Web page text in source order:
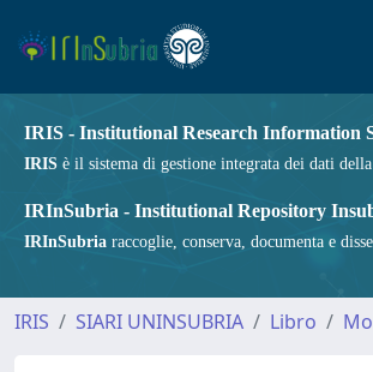
IRIS - Institutional Research Information
IRIS è il sistema di gestione integrata dei dati
IRInSubria - Institutional Repository
IRInSubria raccoglie, conserva, documenta e
IRIS SIARI UNINSUBRIA Libro